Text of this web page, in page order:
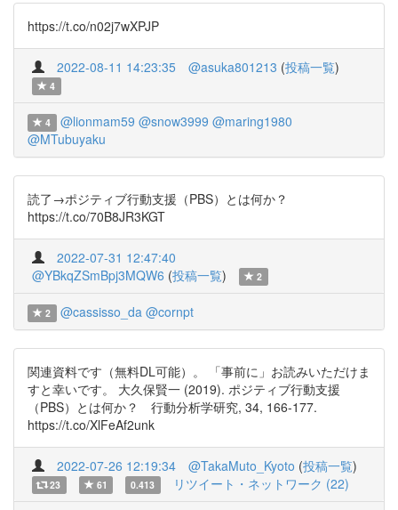
https://t.co/n02j7wXPJP
2022-08-11 14:23:35 @asuka801213 (投稿一覧)
4
4 @lionmam59 @snow3999 @maring1980
@MTubuyaku
読了→ポジティブ行動支援（PBS）とは何か？
https://t.co/70B8JR3KGT
2022-07-31 12:47:40
@YBkqZSmBpj3MQW6 (投稿一覧) 2
2 @cassisso_da @cornpt
関連資料です（無料DL可能）。 「事前に」お読みいただけま
すと幸いです。 大久保賢一 (2019). ポジティブ行動支援
（PBS）とは何か？ 行動分析学研究, 34, 166-177.
https://t.co/XlFeAf2unk
2022-07-26 12:19:34 @TakaMuto_Kyoto (投稿一覧)
23 61 0.413 リツイート・ネットワーク (22)